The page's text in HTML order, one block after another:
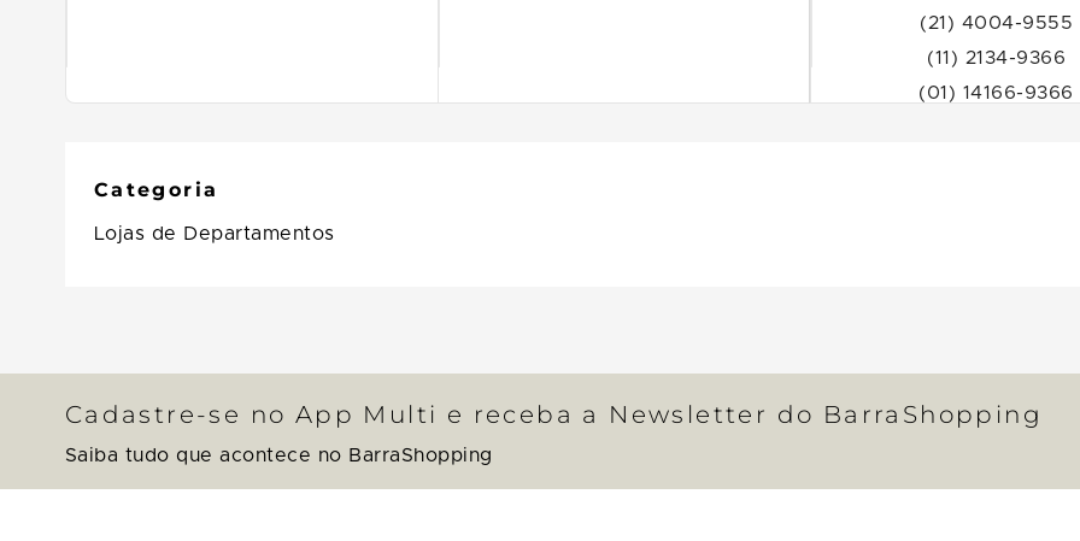
(21) 4004-9555
(11) 2134-9366
(01) 14166-9366
Categoria
Lojas de Departamentos
Cadastre-se no App Multi e receba a Newsletter do BarraShopping
Saiba tudo que acontece no BarraShopping